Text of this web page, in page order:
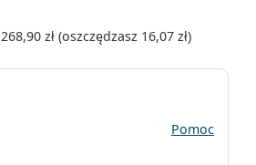
268,90 zł(oszczędzasz 16,07 zł)
Pomoc